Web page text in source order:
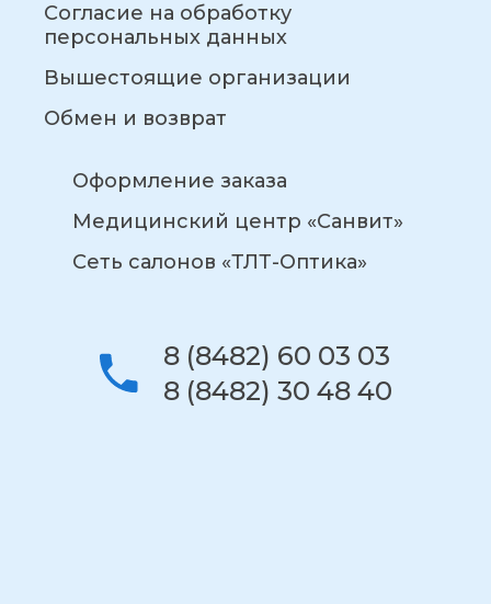
Согласие на обработку
персональных данных
Вышестоящие организации
Обмен и возврат
Оформление заказа
Медицинский центр «Санвит»
Сеть салонов «ТЛТ-Оптика»
8 (8482) 60 03 03
8 (8482) 30 48 40